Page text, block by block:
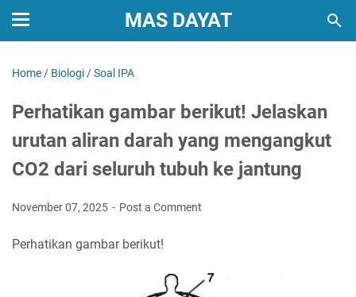
MAS DAYAT
Home / Biologi /Soal IPA
Perhatikan gambar berikut! Jelaskan
urutan aliran darah yang mengangkut
CO2 dari seluruh tubuh ke jantung
November 07, 2025 Post a Comment
Perhatikan gambar berikut!